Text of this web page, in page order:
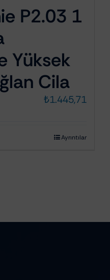
P2.03 1
Yüksek
Cila
₺1.445,71
Ayrıntılar